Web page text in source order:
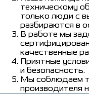
техническому
только люди с
разбираются в
В работе мы
качественные
Приятные
и безопасность.
Мы соблюдаем
производителя